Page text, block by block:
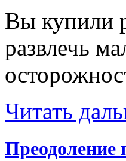
Вы купили
развлечь
Читать
Преодоление